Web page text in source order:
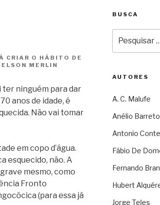
CRIAR O HÁBITO DE
MERLIN
ter ninguém para dar
anos de idade, é
Não vai tomar
em copo d’água.
esquecido, não. A
mesmo, como
Fronto
(para essa já
BUSCA
por:
AUTORES
A. C. Malufe
Anélio Barreto
Antonio
Fábio De
Fernando
Hubert
Jorge Teles